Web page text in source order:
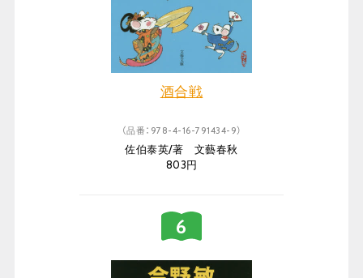
酒合戦
（品番：978-4-16-791434-9）
佐伯泰英/著 文藝春秋
803円